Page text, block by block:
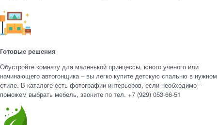
Готовые решения
Обустройте комнату для маленькой принцессы, юного ученого или
начинающего автогонщика – вы легко купите детскую спальню в нужном
стиле. В каталоге есть фотографии интерьеров, если необходимо –
поможем выбрать мебель, звоните по тел. +7 (929) 053-66-51